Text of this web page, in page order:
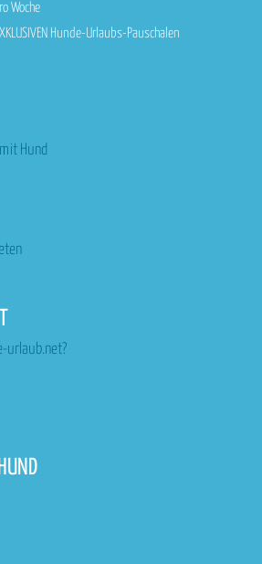
Woche
Hunde-Urlaubs-Pauschalen
Hund
urlaub.net?